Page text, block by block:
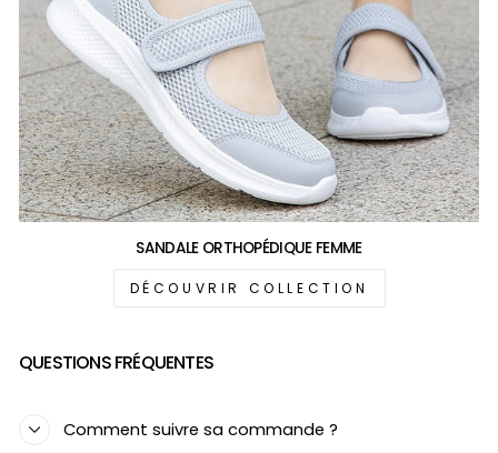
SANDALE ORTHOPÉDIQUE FEMME
DÉCOUVRIR COLLECTION
QUESTIONS FRÉQUENTES
Comment suivre sa commande ?